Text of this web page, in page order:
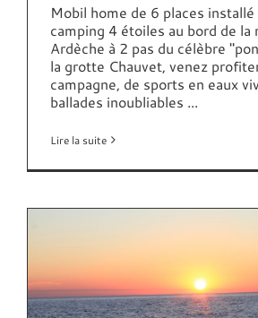
Mobil home de 6 places installé
camping 4 étoiles au bord de la
Ardèche à 2 pas du célèbre
la grotte Chauvet, venez
campagne, de sports en eaux
ballades inoubliables ...
Lire la suite